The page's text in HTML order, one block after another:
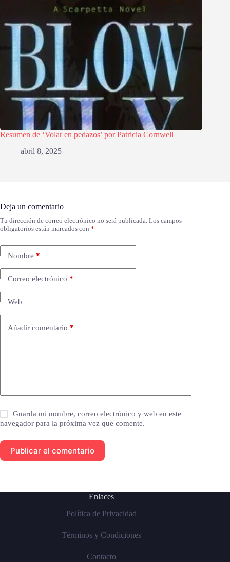
Resumen de ‘Volar en pedazos’ por Patricia Cornwell
abril 8, 2025
Deja un comentario
Tu dirección de correo electrónico no será publicada. Los campos
obligatorios están marcados con *
Nombre*
Correo electrónico*
Web
Añadir comentario *
Guarda mi nombre, correo electrónico y web en este
navegador para la próxima vez que comente.
Publicar el comentario
Enlaces
Política de Privacidad
Términos y Condiciones
Contacto